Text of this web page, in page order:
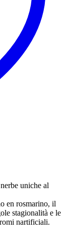
uniche al
en rosmarino, il
stagionalità e le
nartificiali.